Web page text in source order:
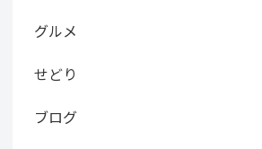
グルメ
せどり
ブログ